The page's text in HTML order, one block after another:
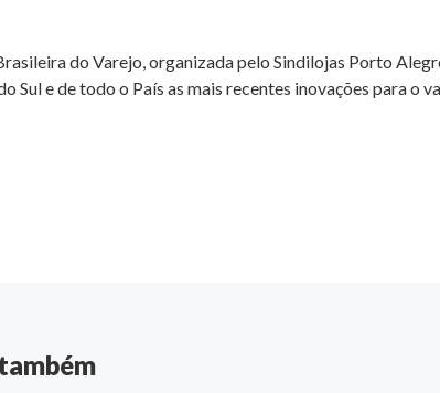
do Varejo, organizada pelo Sindilojas Porto
Sul e de todo o País as mais recentes inovações para o